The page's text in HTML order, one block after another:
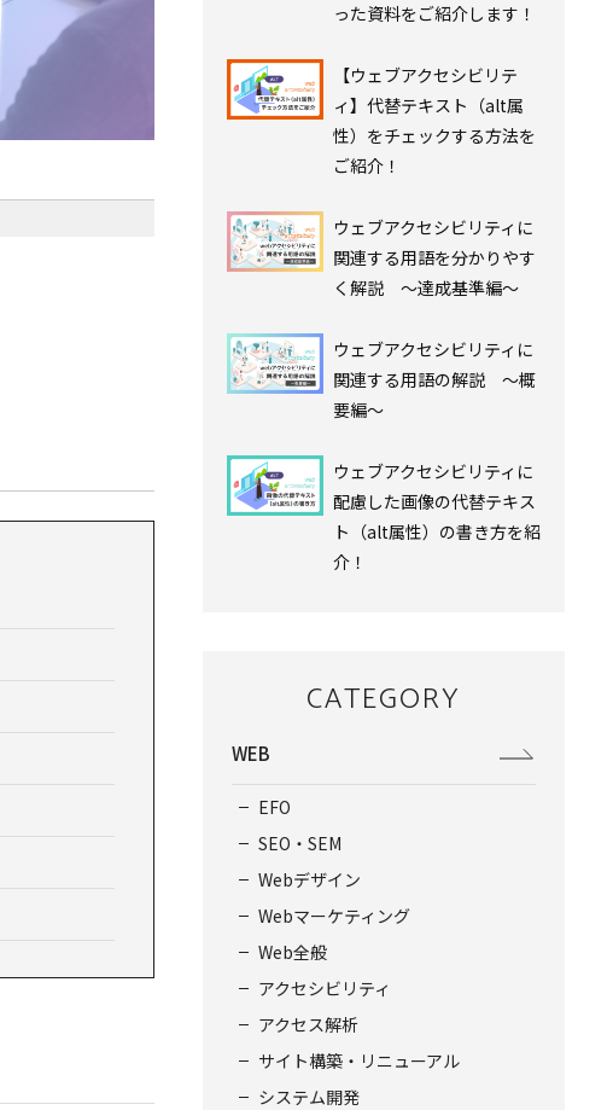
った資料をご紹介します！
【ウェブアクセシビリテ
ィ】代替テキスト（alt属
性）をチェックする方法を
ご紹介！
ウェブアクセシビリティに
関連する用語を分かりやす
く解説 ～達成基準編～
ウェブアクセシビリティに
関連する用語の解説 ～概
要編～
ウェブアクセシビリティに
配慮した画像の代替テキス
ト（alt属性）の書き方を紹
介！
CATEGORY
WEB
EFO
SEO・SEM
Webデザイン
Webマーケティング
Web全般
アクセシビリティ
アクセス解析
サイト構築・リニューアル
システム開発